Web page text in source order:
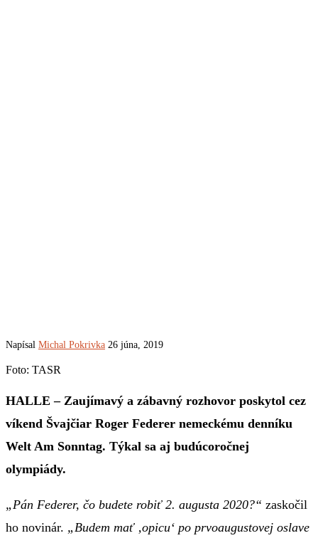
Napísal Michal Pokrivka 26 júna, 2019
Foto: TASR
HALLE – Zaujímavý a zábavný rozhovor poskytol cez
víkend Švajčiar Roger Federer nemeckému denníku
Welt Am Sonntag. Týkal sa aj budúcoročnej
olympiády.
„Pán Federer, čo budete robiť 2. augusta 2020?“ zaskočil
ho novinár. „Budem mať ‚opicu‘ po prvoaugustovej oslave